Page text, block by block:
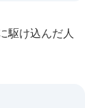
駆け込んだ人